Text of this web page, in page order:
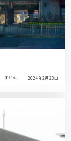
すどん 2024年2月23日